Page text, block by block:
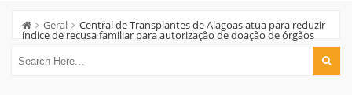
Geral Central de Transplantes de Alagoas atua para reduzir
índice de recusa familiar para autorização de doação de órgãos